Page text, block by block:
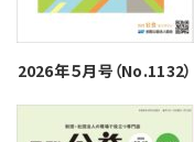
2026年５月号（No.1132）